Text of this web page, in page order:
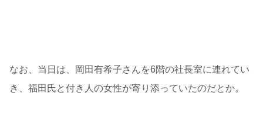
なお、当日は、岡田有希子さんを6階の社長室に連れてい
き、福田氏と付き人の女性が寄り添っていたのだとか。